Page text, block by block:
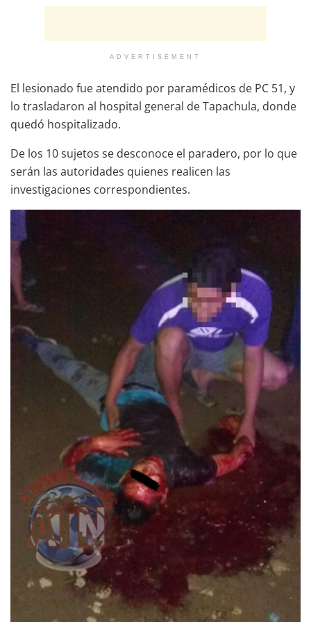
ADVERTISEMENT
El lesionado fue atendido por paramédicos de PC 51, y
lo trasladaron al hospital general de Tapachula, donde
quedó hospitalizado.
De los 10 sujetos se desconoce el paradero, por lo que
serán las autoridades quienes realicen las
investigaciones correspondientes.